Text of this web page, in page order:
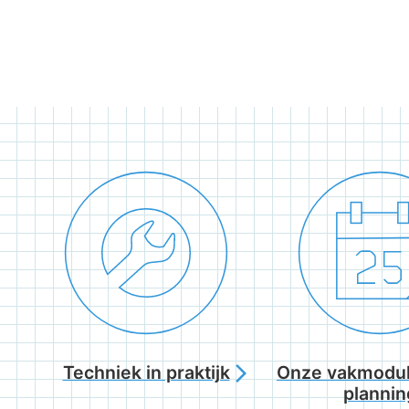
Techniek in praktijkarrow_forward_ios
Onze